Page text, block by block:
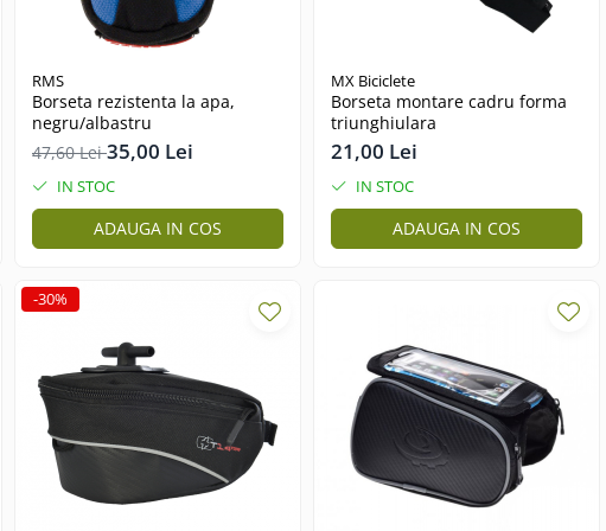
RMS
Borseta rezistenta la apa,
negru/albastru
47,60 Lei35,00 Lei
IN STOC
ADAUGA IN COS
MX Biciclete
Borseta montare cadru forma
triunghiulara
21,00 Lei
IN STOC
ADAUGA IN COS
-30%